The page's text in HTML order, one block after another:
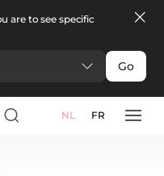
are to see specific
Go
NL FR